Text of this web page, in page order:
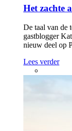
Het zachte
De taal van de
gastblogger
nieuw deel op
Lees verder